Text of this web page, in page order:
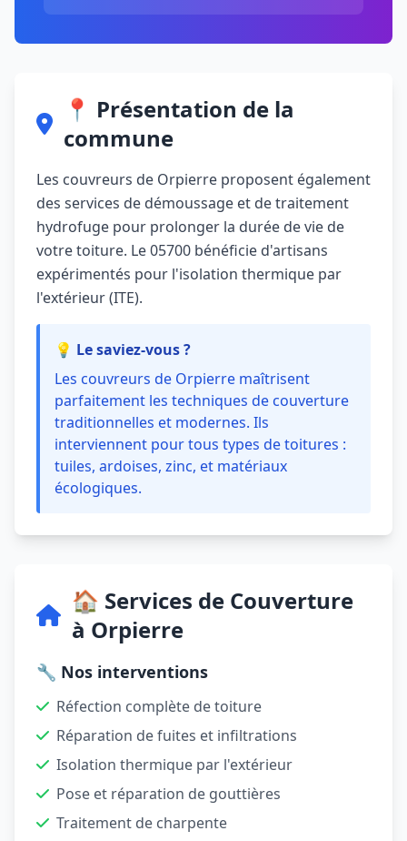
📍 Présentation de la
commune
Les couvreurs de Orpierre proposent également
des services de démoussage et de traitement
hydrofuge pour prolonger la durée de vie de
votre toiture. Le 05700 bénéficie d'artisans
expérimentés pour l'isolation thermique par
l'extérieur (ITE).
💡 Le saviez-vous ?
Les couvreurs de Orpierre maîtrisent
parfaitement les techniques de couverture
traditionnelles et modernes. Ils
interviennent pour tous types de toitures :
tuiles, ardoises, zinc, et matériaux
écologiques.
🏠 Services de Couverture
à Orpierre
🔧 Nos interventions
Réfection complète de toiture
Réparation de fuites et infiltrations
Isolation thermique par l'extérieur
Pose et réparation de gouttières
Traitement de charpente